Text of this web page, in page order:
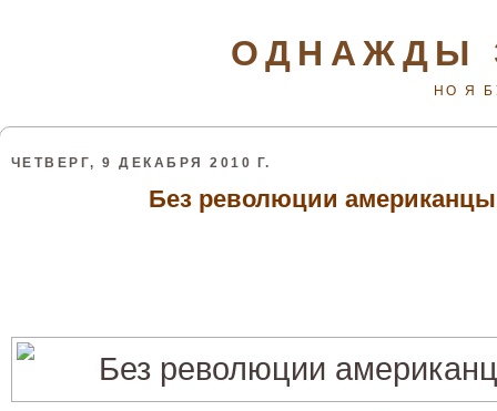
ОДНАЖДЫ
НО Я
ЧЕТВЕРГ, 9 ДЕКАБРЯ 2010 Г.
Без революции